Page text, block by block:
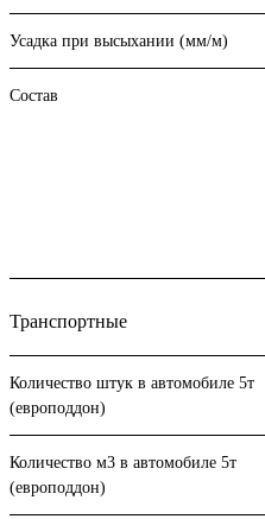
Усадка при высыхании (мм/м)
Состав
Транспортные
Количество штук в автомобиле 5т
(европоддон)
Количество м3 в автомобиле 5т
(европоддон)